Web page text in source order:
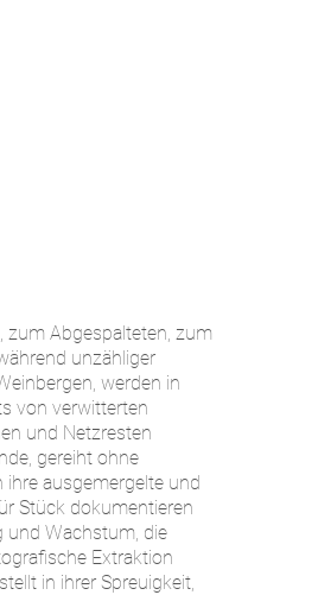
zum Abgespalteten, zum
unzähliger
werden in
von verwitterten
und Netzresten
gereiht ohne
ausgemergelte und
Stück dokumentieren
und Wachstum, die
Extraktion
in ihrer Spreuigkeit,